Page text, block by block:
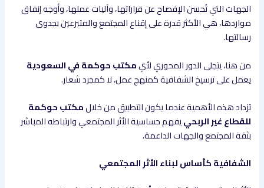
الجهات التي تُحسن الإفصاح عن قراراتها، وآليات عملها، وأوجه إنفاق
مواردها، هي الأكثر قدرة على إقناع المجتمع والمتبرعين بجدوى
رسالتها.
من هنا، يتجلى الدور المحوري لأيمكتب حوكمة في السعودية
يعمل على ترسيخ الشفافية كمنهج عمل، لا كمجرد شعار.
تزداد هذه الأهمية عندما يكون التطبيق من خلالمكتب حوكمة
للقطاع غير الربحييفهم حساسية الأثر المجتمعي وارتباطه المباشر
بثقة المجتمع والجهات الداعمة.
الشفافية كأساس لبناء الأثر المجتمعي